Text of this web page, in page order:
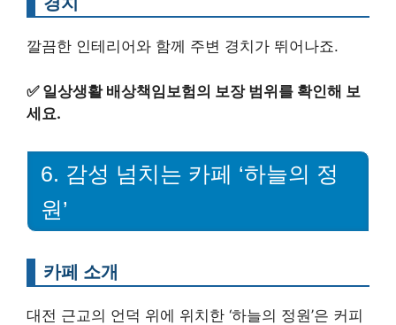
깔끔한 인테리어와 함께 주변 경치가 뛰어나죠.
✅ 일상생활 배상책임보험의 보장 범위를 확인해 보
세요.
6. 감성 넘치는 카페 ‘하늘의 정
원’
카페 소개
대전 근교의 언덕 위에 위치한 ‘하늘의 정원’은 커피